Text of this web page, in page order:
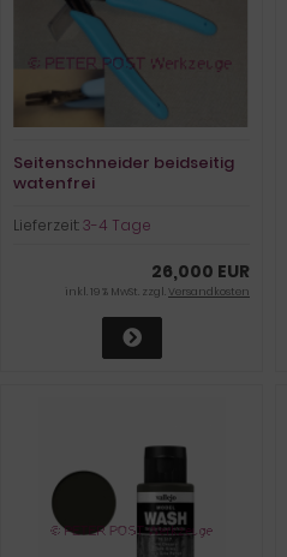
Seitenschneider beidseitig
watenfrei
Lieferzeit:3-4 Tage
26,000 EUR
inkl. 19 % MwSt. zzgl.Versandkosten